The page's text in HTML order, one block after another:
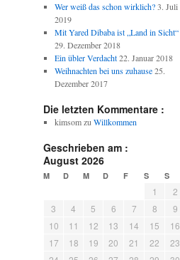
Wer weiß das schon wirklich? 3. Juli
2019
Mit Yared Dibaba ist „Land in Sicht“
29. Dezember 2018
Ein übler Verdacht 22. Januar 2018
Weihnachten bei uns zuhause 25.
Dezember 2017
Die letzten Kommentare :
kimsomzu Willkommen
Geschrieben am :
August 2026
M D M D F S S
1
2
3
4 5 6 7 8
9
10
11 12 13 14 15
16
17
18 19 20 21 22
23